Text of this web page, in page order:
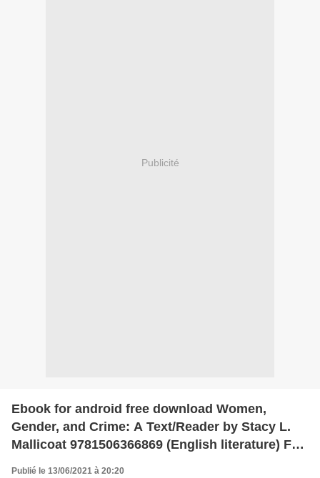
Publicité
Ebook for android free download Women,
Gender, and Crime: A Text/Reader by Stacy L.
Mallicoat 9781506366869 (English literature) FB2
Publié le 13/06/2021 à 20:20